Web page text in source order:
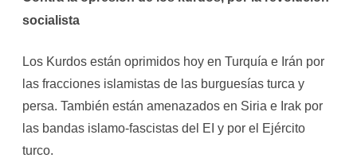
socialista
Los Kurdos están oprimidos hoy en Turquía e Irán por
las fracciones islamistas de las burguesías turca y
persa. También están amenazados en Siria e Irak por
las bandas islamo-fascistas del EI y por el Ejército
turco.